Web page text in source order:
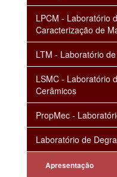
LPCM - Laboratório
Caracterização de
LTM - Laboratório
LSMC - Laboratório
Cerâmicos
PropMec -
Laboratório de
Apresentação